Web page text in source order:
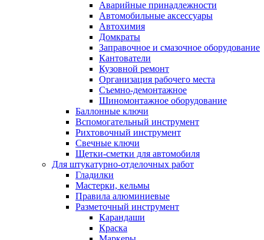
Аварийные принадлежности
Автомобильные аксессуары
Автохимия
Домкраты
Заправочное и смазочное оборудование
Кантователи
Кузовной ремонт
Организация рабочего места
Съемно-демонтажное
Шиномонтажное оборудование
Баллонные ключи
Вспомогательный инструмент
Рихтовочный инструмент
Свечные ключи
Щетки-сметки для автомобиля
Для штукатурно-отделочных работ
Гладилки
Мастерки, кельмы
Правила алюминиевые
Разметочный инструмент
Карандаши
Краска